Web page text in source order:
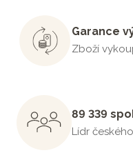
Garance
Zboží
89 339
Lídr